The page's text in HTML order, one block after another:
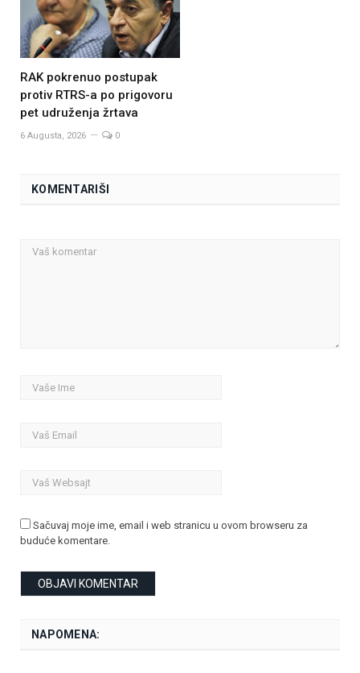
RAK pokrenuo postupak
protiv RTRS-a po prigovoru
pet udruženja žrtava
6 Augusta, 2026 0
KOMENTARIŠI
Sačuvaj moje ime, email i web stranicu u ovom browseru za
buduće komentare.
NAPOMENA: